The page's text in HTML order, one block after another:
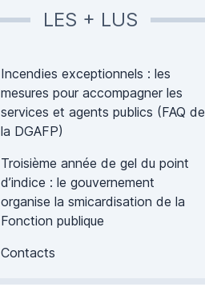
LES + LUS
Incendies exceptionnels : les
mesures pour accompagner les
services et agents publics (FAQ de
la DGAFP)
Troisième année de gel du point
d’indice : le gouvernement
organise la smicardisation de la
Fonction publique
Contacts